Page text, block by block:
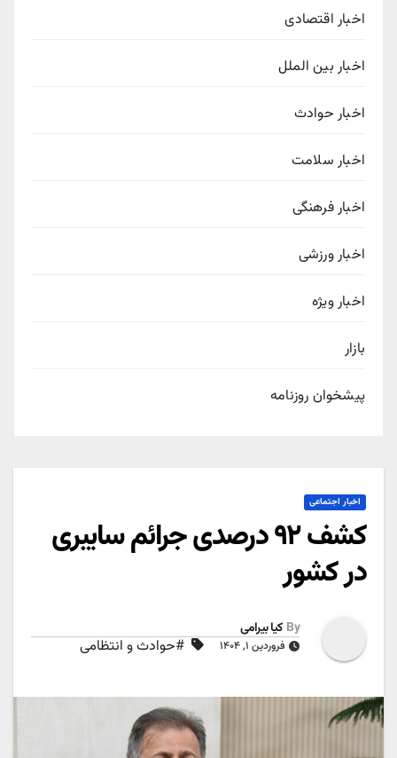
اخبار اقتصادی
اخبار بین الملل
اخبار حوادث
اخبار سلامت
اخبار فرهنگی
اخبار ورزشی
اخبار ویژه
بازار
پیشخوان روزنامه
اخبار اجتماعی
کشف ۹۲ درصدی جرائم سایبری
در کشور
By کیا بیرامی
فروردین ۱, ۱۴۰۴ #حوادث و انتظامی